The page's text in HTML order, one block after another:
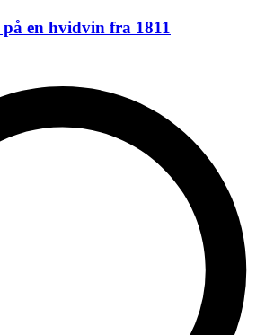
en hvidvin fra 1811